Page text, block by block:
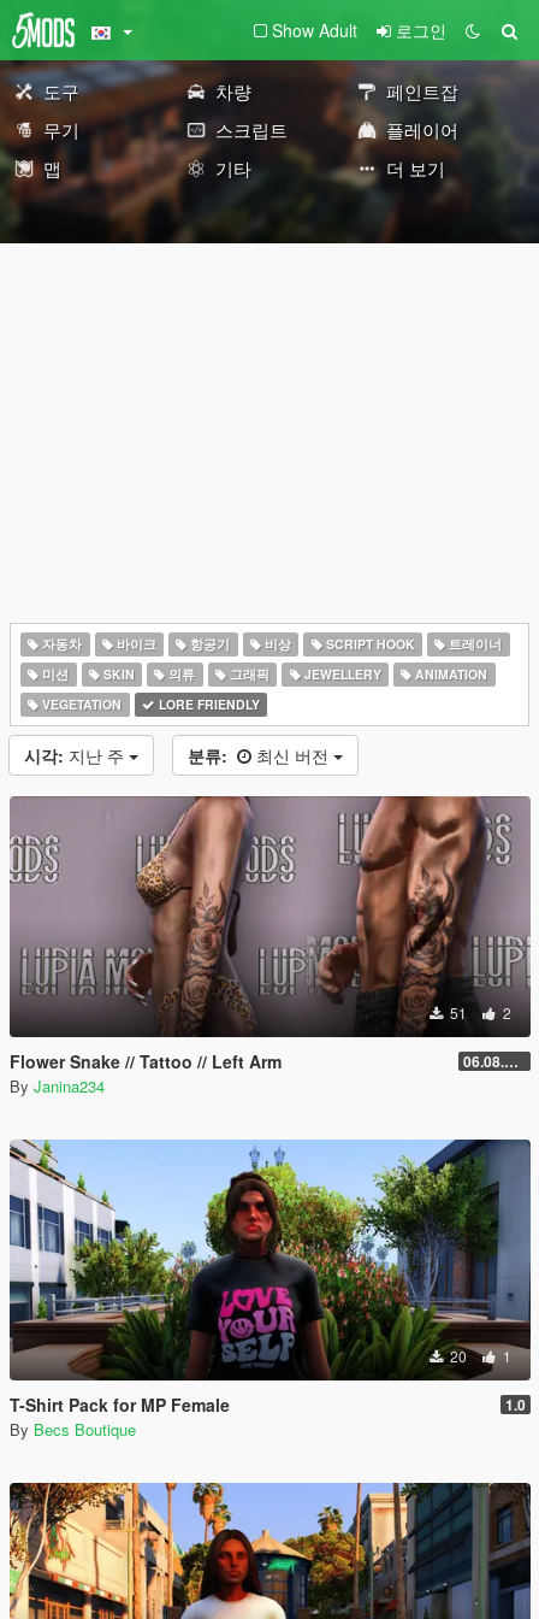
Show Adult 로그인
도구 차량
페인트잡
무기
스크립트
플레이어
맵
기타 더 보기
자동차 바이크 항공기 비상 SCRIPT HOOK
트레이너
미션
SKIN 의류 그래픽 JEWELLERY
ANIMATION
VEGETATION
LORE FRIENDLY
시각: 지난 주 분류: 최신 버전
51 2
Flower Snake // Tattoo // Left Arm 06.08.2026
By Janina234
20 1
T-Shirt Pack for MP Female 1.0
By Becs Boutique